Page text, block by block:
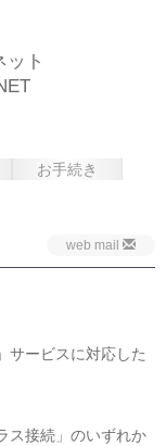
ット
お手続き
web mail
サービスに対応した
ス接続」のいずれか